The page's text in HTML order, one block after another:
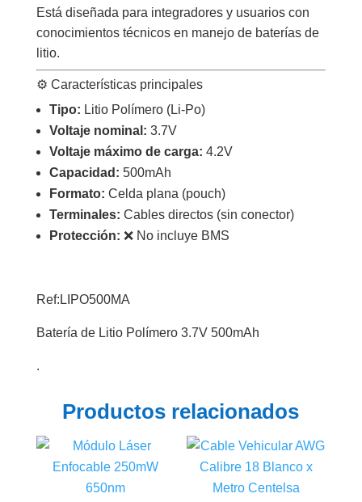
Está diseñada para integradores y usuarios con
conocimientos técnicos en manejo de baterías de
litio.
⚙️ Características principales
Tipo: Litio Polímero (Li-Po)
Voltaje nominal: 3.7V
Voltaje máximo de carga: 4.2V
Capacidad: 500mAh
Formato: Celda plana (pouch)
Terminales: Cables directos (sin conector)
Protección: ❌ No incluye BMS
Ref:LIPO500MA
Batería de Litio Polímero 3.7V 500mAh
.
Productos relacionados